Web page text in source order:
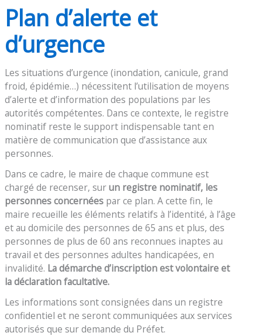
Plan d’alerte et
d’urgence
Les situations d’urgence (inondation, canicule, grand
froid, épidémie…) nécessitent l’utilisation de moyens
d’alerte et d’information des populations par les
autorités compétentes. Dans ce contexte, le registre
nominatif reste le support indispensable tant en
matière de communication que d’assistance aux
personnes.
Dans ce cadre, le maire de chaque commune est
chargé de recenser, surun registre nominatif, les
personnes concernées par ce plan. A cette fin, le
maire recueille les éléments relatifs à l’identité, à l’âge
et au domicile des personnes de 65 ans et plus, des
personnes de plus de 60 ans reconnues inaptes au
travail et des personnes adultes handicapées, en
invalidité. La démarche d’inscription est volontaire et
la déclaration facultative.
Les informations sont consignées dans un registre
confidentiel et ne seront communiquées aux services
autorisés que sur demande du Préfet.